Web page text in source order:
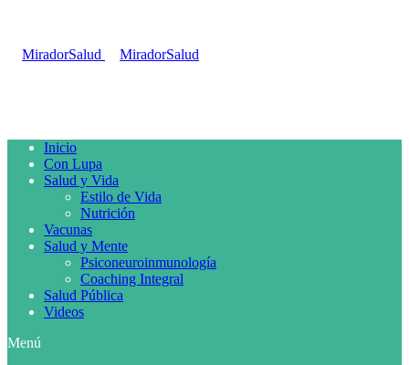
Inicio
Con Lupa
Salud y Vida
Estilo de Vida
Nutrición
Vacunas
Salud y Mente
Psiconeuroinmunología
Coaching Integral
Salud Pública
Videos
Menú